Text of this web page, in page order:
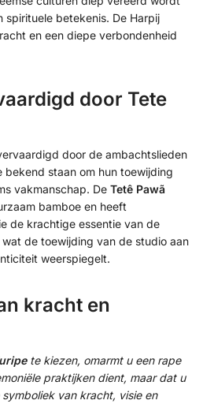
spirituele betekenis. De Harpij
en een diepe verbondenheid
door Tete
door de ambachtslieden
bekend staan om hun toewijding
vakmanschap. De Tetê Pawã
bamboe en heeft
de krachtige essentie van de
de toewijding van de studio aan
weerspiegelt.
kracht en
te kiezen, omarmt u een rape
praktijken dient, maar dat u
van kracht, visie en